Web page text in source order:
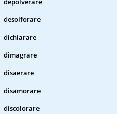
desolforare
dichiarare
dimagrare
disaerare
disamorare
discolorare